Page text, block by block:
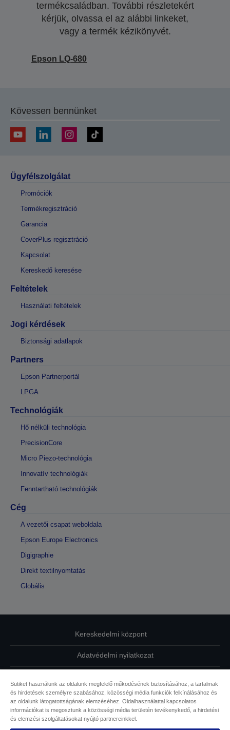
termékcsaládban. További részletekért
kérjük, olvassa el az alábbi linkeket,
vagy a termék kézikönyvét.
Epson LQ-680
Kövessen bennünket
Ügyfélszolgálat
Promóciók
Termékregisztráció
Garancia
CoverPlus regisztráció
Kapcsolat
Kereskedő keresése
Feltételek
Használati feltételek
Jogi kérdések
Biztonsági adatlapok
Partners
Epson Partnerportál
LPGA
Technológiák
Hő nélküli technológia
PrecisionCore
Micro Piezo-technológia
Innovatív technológiák
Fenntartható technológiák
Cég
A vezetői csapat weboldala
Epson Europe Electronics
Digigraphie
Direkt textilnyomtatás
Globális
Kereskedelmi központ
Adatvédelmi nyilatkozat
Kapcsolatfelvétel
Sütikkel kapcsolatos információk
Sütiket használunk az oldalunk megfelelő működésének biztosításához, a tartalmak
és hirdetések személyre szabásához, közösségi média funkciók felkínálásához és
az oldalunk látogatottságának elemzéséhez. Oldalhasználattal kapcsolatos
információkat is megosztunk a közösségi média területén tevékenykedő, a hirdetési
és elemzési szolgáltatásokat nyújtó partnereinkkel.